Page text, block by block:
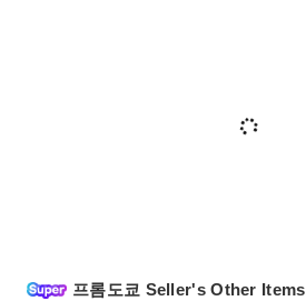
프롬도쿄 Seller's Other Items